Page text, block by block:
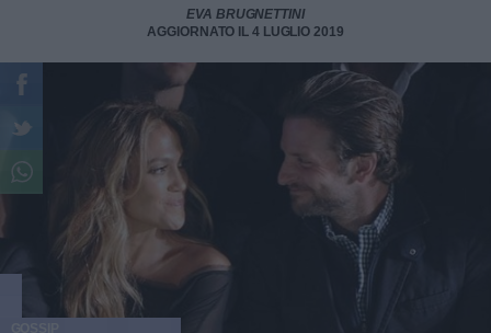
EVA BRUGNETTINI
AGGIORNATO IL 4 LUGLIO 2019